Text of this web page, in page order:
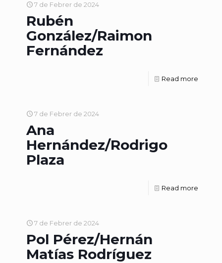
7 de Febrer de 2024
Rubén
González/Raimon
Fernández
Read more
7 de Febrer de 2024
Ana
Hernández/Rodrigo
Plaza
Read more
7 de Febrer de 2024
Pol Pérez/Hernán
Matías Rodríguez